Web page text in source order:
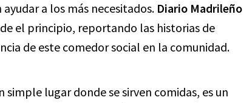
a los más necesitados. Diario Madrileño
el principio, reportando las historias de
de este comedor social en la comunidad.
simple lugar donde se sirven comidas, es un